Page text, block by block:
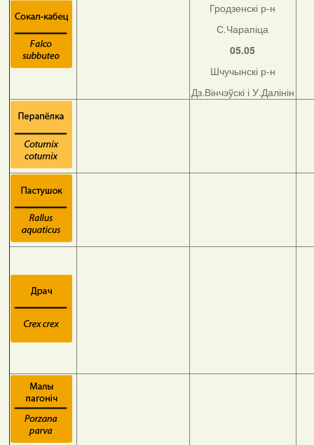
Гродзенскі р-н
С.Чарапіца
05.05
Шчучынскі р-н
Дз.Вінчэўскі і У.Далінін